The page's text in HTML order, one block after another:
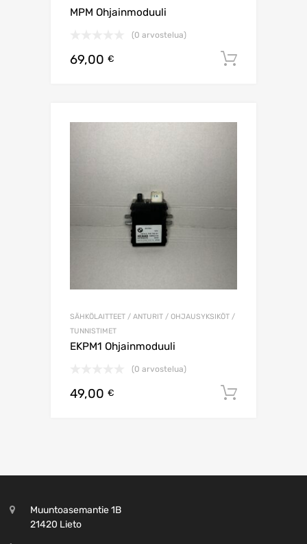
MPM Ohjainmoduuli
(0 arvostelua)
69,00 €
SÄHKÖLAITTEET / ANTURIT / OHJAUSYKSIKÖT /
TUNNISTIMET
EKPM1 Ohjainmoduuli
(0 arvostelua)
49,00 €
Muuntoasemantie 1B
21420 Lieto